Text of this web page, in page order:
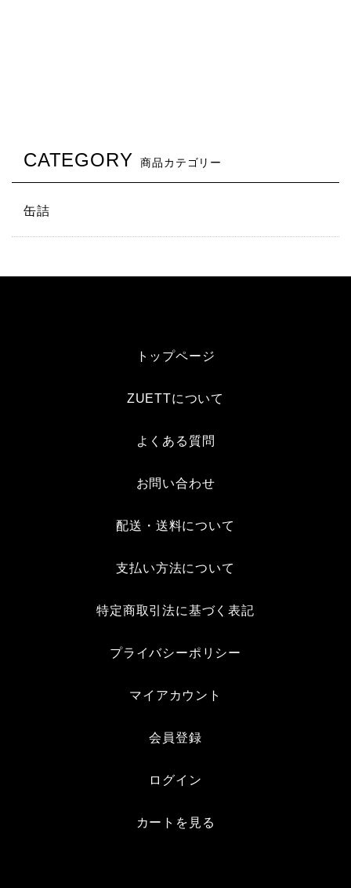
CATEGORY 商品カテゴリー
缶詰
トップページ
ZUETTについて
よくある質問
お問い合わせ
配送・送料について
支払い方法について
特定商取引法に基づく表記
プライバシーポリシー
マイアカウント
会員登録
ログイン
カートを見る